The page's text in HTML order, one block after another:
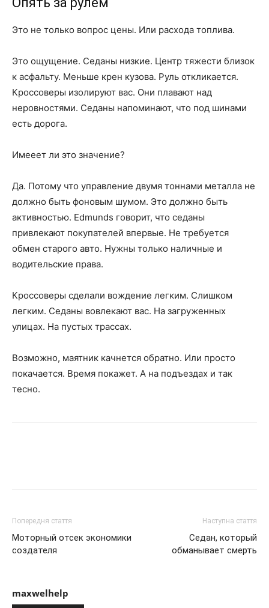
Это не только вопрос цены. Или расхода топлива.
Это ощущение. Седаны низкие. Центр тяжести близок
к асфальту. Меньше крен кузова. Руль откликается.
Кроссоверы изолируют вас. Они плавают над
неровностями. Седаны напоминают, что под шинами
есть дорога.
Имееет ли это значение?
Да. Потому что управление двумя тоннами металла не
должно быть фоновым шумом. Это должно быть
активностью. Edmunds говорит, что седаны
привлекают покупателей впервые. Не требуется
обмен старого авто. Нужны только наличные и
водительские права.
Кроссоверы сделали вождение легким. Слишком
легким. Седаны вовлекают вас. На загруженных
улицах. На пустых трассах.
Возможно, маятник качнется обратно. Или просто
покачается. Время покажет. А на подъездах и так
тесно.
Попередня стаття
Моторный отсек экономики
создателя
Наступна стаття
Седан, который
обманывает смерть
maxwelhelp